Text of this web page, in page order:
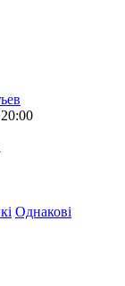
Однакові